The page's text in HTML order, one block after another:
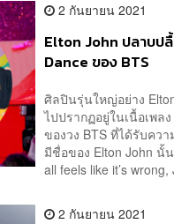
2 กันยายน 2021
Elton John ปลาบป
Dance ของ BTS
ศิลปินรุ่นใหญ่อย่าง
ไปปรากฏอยู่ในเนื้อเพล
ของวง BTS ที่ได้รับคว
มีชื่อของ Elton John นั้
all feels like it’s wrong,
2 กันยายน 2021